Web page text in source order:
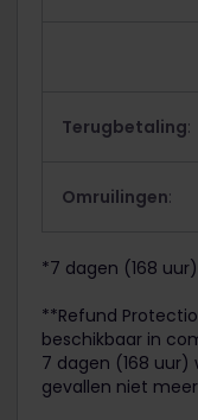
Terugbetaling:
Omruilingen:
*7 dagen (168
**Refund
beschikbaar in
7 dagen (168 uur)
gevallen niet